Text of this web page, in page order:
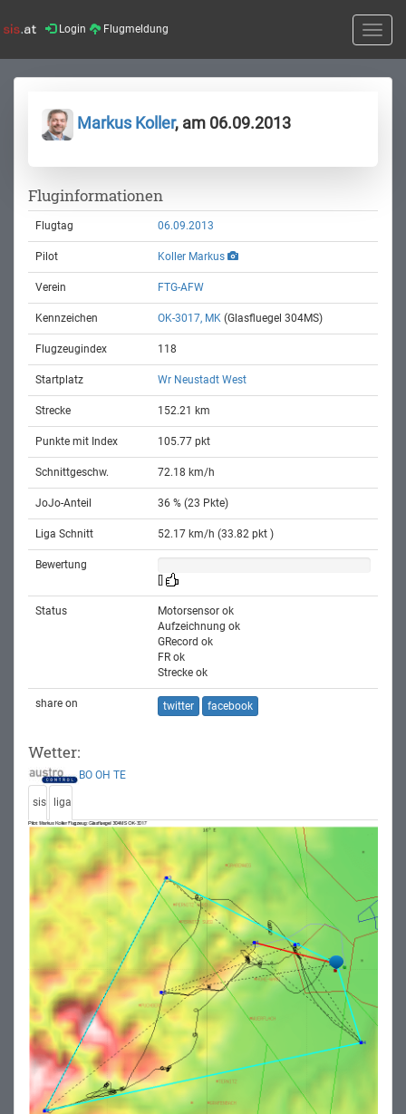
Login Flugmeldung
Toggle
Markus Koller, am 06.09.2013
Fluginformationen
Flugtag 06.09.2013
Pilot Koller Markus
Verein FTG-AFW
Kennzeichen OK-3017, MK (Glasfluegel 304MS)
Flugzeugindex 118
Startplatz Wr Neustadt West
Strecke 152.21 km
Punkte mit Index 105.77 pkt
Schnittgeschw. 72.18 km/h
JoJo-Anteil 36 % (23 Pkte)
Liga Schnitt 52.17 km/h (33.82 pkt )
Bewertung
Status
Motorsensor ok
Aufzeichnung ok
GRecord ok
FR ok
Strecke ok
share on twitter facebook
Wetter:
BO OH TE
sis liga